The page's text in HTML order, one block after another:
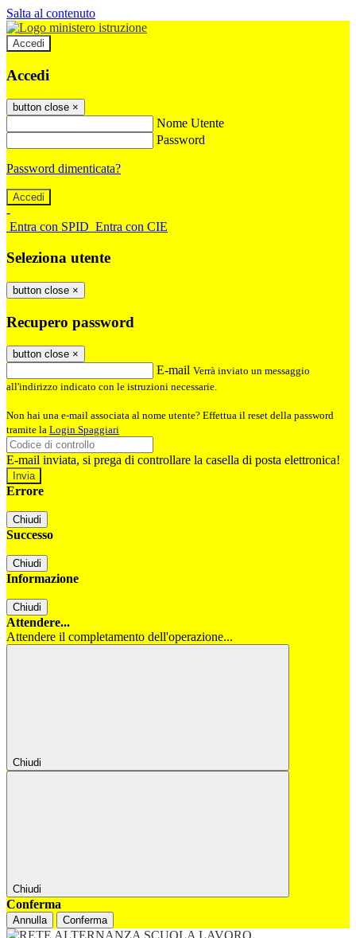
Salta al contenuto
Accedi
Accedi
button close ×
Nome Utente
Password
Password dimenticata?
-
Entra con SPID Entra con CIE
Seleziona utente
button close ×
Recupero password
button close ×
E-mail Verrà inviato un messaggio
all'indirizzo indicato con le istruzioni necessarie.
Non hai una e-mail associata al nome utente? Effettua il reset della password
tramite la Login Spaggiari
E-mail inviata, si prega di controllare la casella di posta elettronica!
Errore
Chiudi
Successo
Chiudi
Informazione
Chiudi
Attendere...
Attendere il completamento dell'operazione...
Chiudi
Chiudi
Conferma
Annulla Conferma